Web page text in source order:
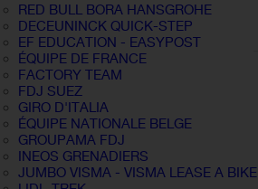
RED BULL BORA HANSGROHE
DECEUNINCK QUICK-STEP
EF EDUCATION - EASYPOST
ÉQUIPE DE FRANCE
FACTORY TEAM
FDJ SUEZ
GIRO D'ITALIA
ÉQUIPE NATIONALE BELGE
GROUPAMA FDJ
INEOS GRENADIERS
JUMBO VISMA - VISMA LEASE A BIKE